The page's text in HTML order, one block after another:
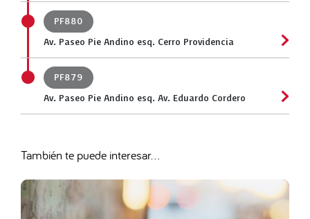
PF880
Av. Paseo Pie Andino esq. Cerro Providencia
PF879
Av. Paseo Pie Andino esq. Av. Eduardo Cordero
También te puede interesar...